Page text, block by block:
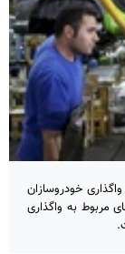
خودروسازان
مربوط به واگذاری